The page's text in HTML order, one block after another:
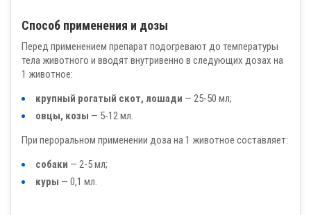
Способ применения и дозы
Перед применением препарат подогревают до температуры
тела животного и вводят внутривенно в следующих дозах на
1 животное:
крупный рогатый скот, лошади — 25-50 мл;
овцы, козы — 5-12 мл.
При пероральном применении доза на 1 животное составляет:
собаки — 2-5 мл;
куры — 0,1 мл.